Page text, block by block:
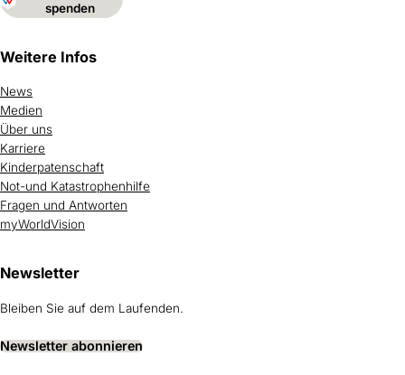
spenden
Weitere Infos
News
Medien
Über uns
Karriere
Kinderpatenschaft
Not-und Katastrophenhilfe
Fragen und Antworten
myWorldVision
Newsletter
Bleiben Sie auf dem Laufenden.
Newsletter abonnieren